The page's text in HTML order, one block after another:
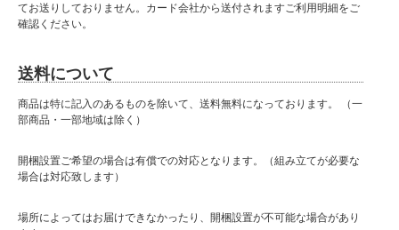
てお送りしておりません。カード会社から送付されますご利用明細をご
確認ください。
送料について
商品は特に記入のあるものを除いて、送料無料になっております。 （一
部商品・一部地域は除く）
開梱設置ご希望の場合は有償での対応となります。（組み立てが必要な
場合は対応致します）
場所によってはお届けできなかったり、開梱設置が不可能な場合があり